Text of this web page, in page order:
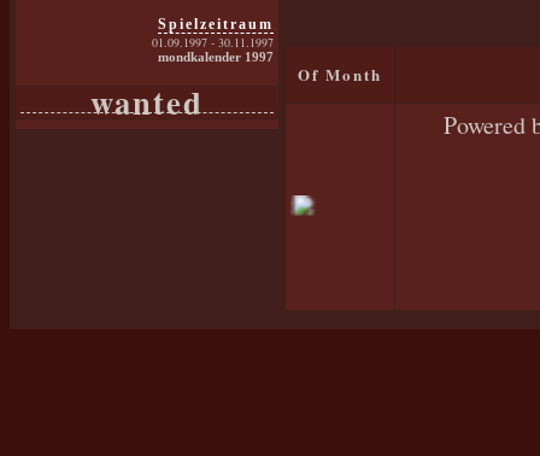
Spielzeitraum
01.09.1997 - 30.11.1997
mondkalender 1997
wanted
Of Month
Powered